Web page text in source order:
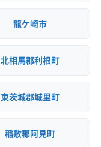
龍ケ崎市
北相馬郡利根町
東茨城郡城里町
稲敷郡阿見町